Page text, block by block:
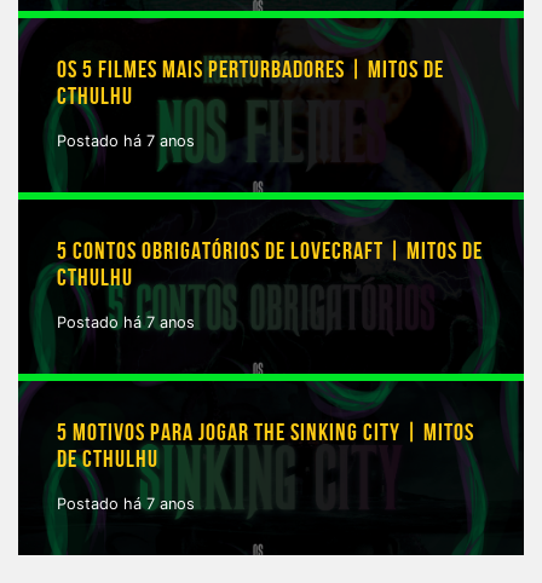
OS 5 FILMES MAIS PERTURBADORES | MITOS DE
CTHULHU
Postado há 7 anos
5 CONTOS OBRIGATÓRIOS DE LOVECRAFT | MITOS DE
CTHULHU
Postado há 7 anos
5 MOTIVOS PARA JOGAR THE SINKING CITY | MITOS
DE CTHULHU
Postado há 7 anos